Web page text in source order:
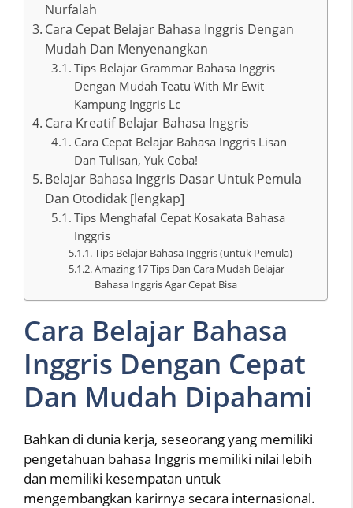
Nurfalah
Cara Cepat Belajar Bahasa Inggris Dengan
Mudah Dan Menyenangkan
Tips Belajar Grammar Bahasa Inggris
Dengan Mudah Teatu With Mr Ewit
Kampung Inggris Lc
Cara Kreatif Belajar Bahasa Inggris
Cara Cepat Belajar Bahasa Inggris Lisan
Dan Tulisan, Yuk Coba!
Belajar Bahasa Inggris Dasar Untuk Pemula
Dan Otodidak [lengkap]
Tips Menghafal Cepat Kosakata Bahasa
Inggris
Tips Belajar Bahasa Inggris (untuk Pemula)
Amazing 17 Tips Dan Cara Mudah Belajar
Bahasa Inggris Agar Cepat Bisa
Cara Belajar Bahasa
Inggris Dengan Cepat
Dan Mudah Dipahami
Bahkan di dunia kerja, seseorang yang memiliki
pengetahuan bahasa Inggris memiliki nilai lebih
dan memiliki kesempatan untuk
mengembangkan karirnya secara internasional.